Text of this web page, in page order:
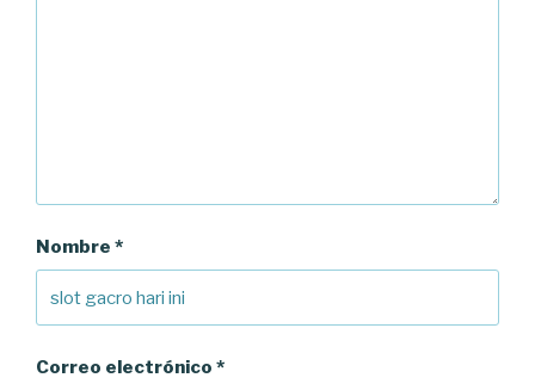
Nombre *
Correo electrónico *